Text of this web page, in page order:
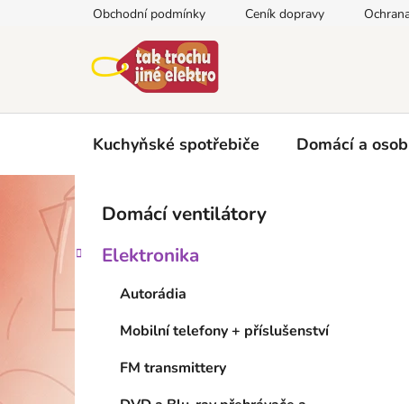
Obchodní podmínky Ceník dopravy
Kuchyňské spotřebiče Domácí a
P
s
a
í
Přeskočit
kategorie
K
e
Domácí ventilátory
Elektronika
Autorádia
Mobilní telefony + příslušenství
FM transmittery